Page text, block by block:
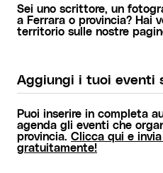
Sei uno scrittore, un
a Ferrara o provincia? Hai
territorio sulle nostre
Aggiungi i tuoi eventi
Puoi inserire in completa
agenda gli eventi che
provincia. Clicca qui e
gratuitamente!